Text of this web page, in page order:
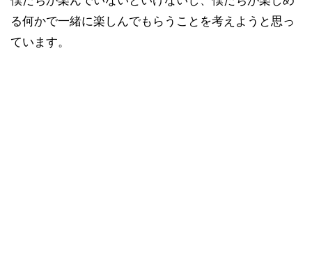
る何かで一緒に楽しんでもらうことを考えようと思っ
ています。